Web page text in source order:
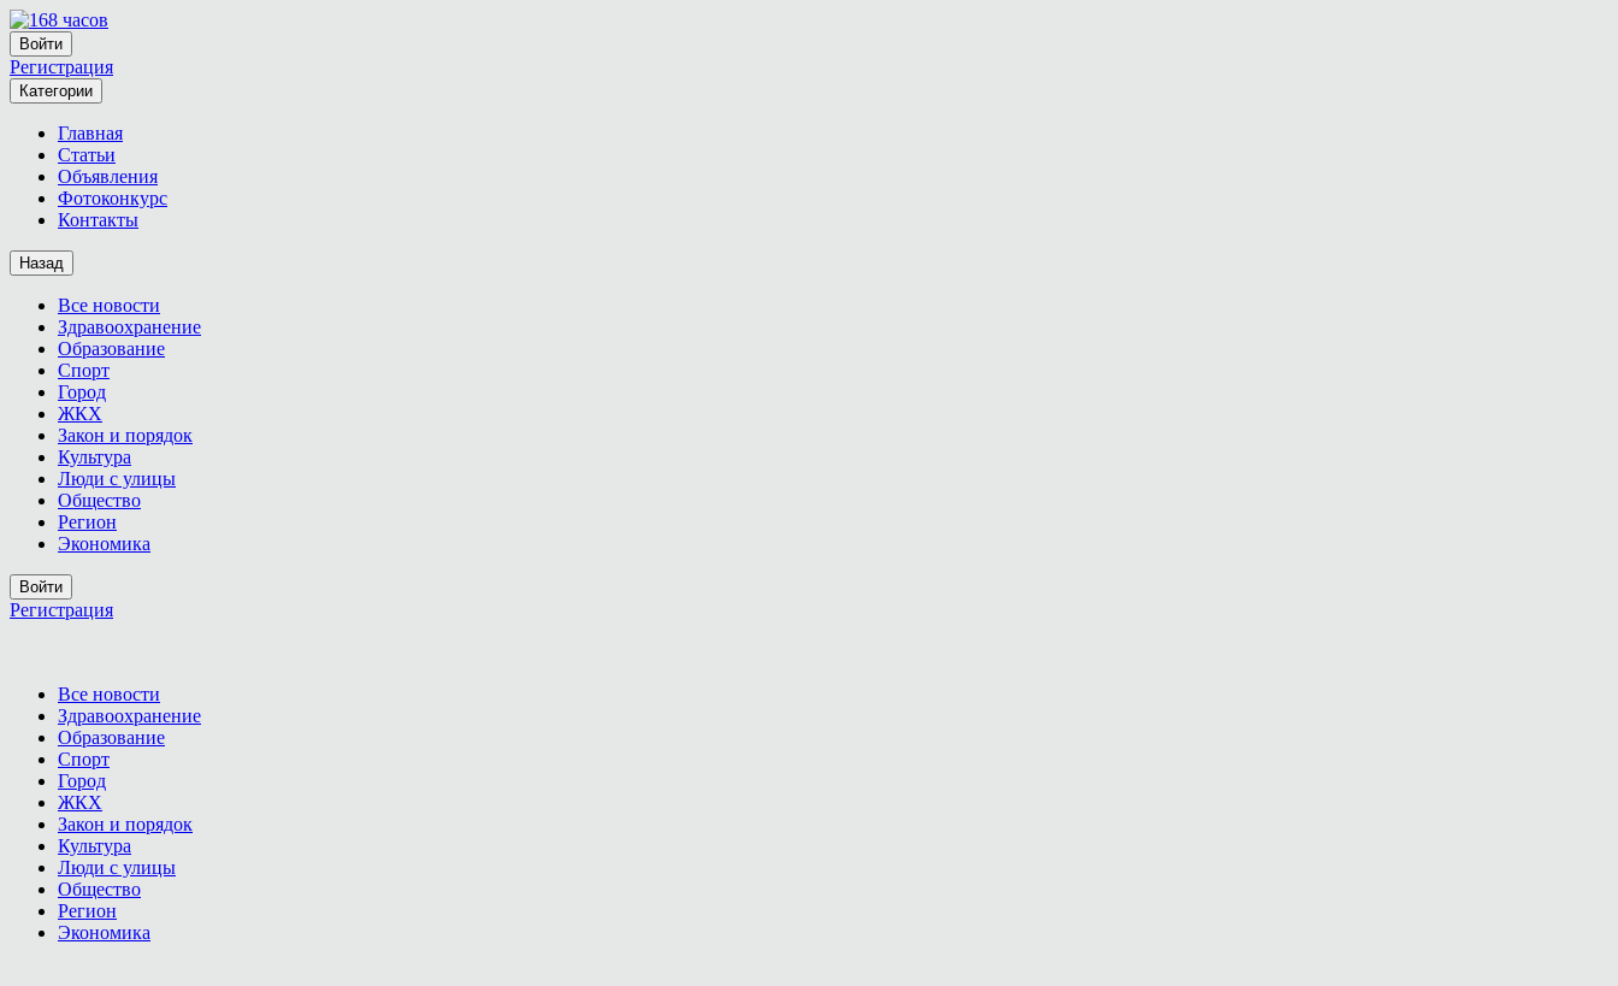
Войти
Регистрация
Категории
Главная
Статьи
Объявления
Фотоконкурс
Контакты
Назад
Все новости
Здравоохранение
Образование
Спорт
Город
ЖКХ
Закон и порядок
Культура
Люди с улицы
Общество
Регион
Экономика
Войти
Регистрация
Все новости
Здравоохранение
Образование
Спорт
Город
ЖКХ
Закон и порядок
Культура
Люди с улицы
Общество
Регион
Экономика